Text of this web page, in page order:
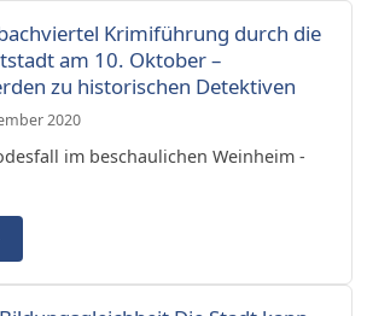
Krimiführung durch die
am 10. Oktober –
zu historischen Detektiven
2020
im beschaulichen Weinheim -